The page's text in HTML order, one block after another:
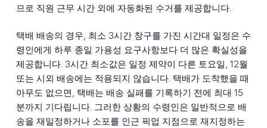
므로 직원 근무 시간 외에 자동화된 수거를 제공합니다.
택배 배송의 경우, 최소 3시간 창구를 가진 시간대 일정은 수
령인에게 하루 종일 가용성 요구사항보다 더 많은 확실성을
제공합니다. 3시간 최소값은 일정 제약이 다른 토요일, 12월
또는 시외 배송에는 적용되지 않습니다. 택배가 도착했을 때
아무도 없으면, 택배는 배송 실패를 기록하기 전에 최대 15
분까지 기다립니다. 그러한 상황의 수령인은 일반적으로 배
송을 재일정하거나 소포를 인근 픽업 지점으로 재지정하는